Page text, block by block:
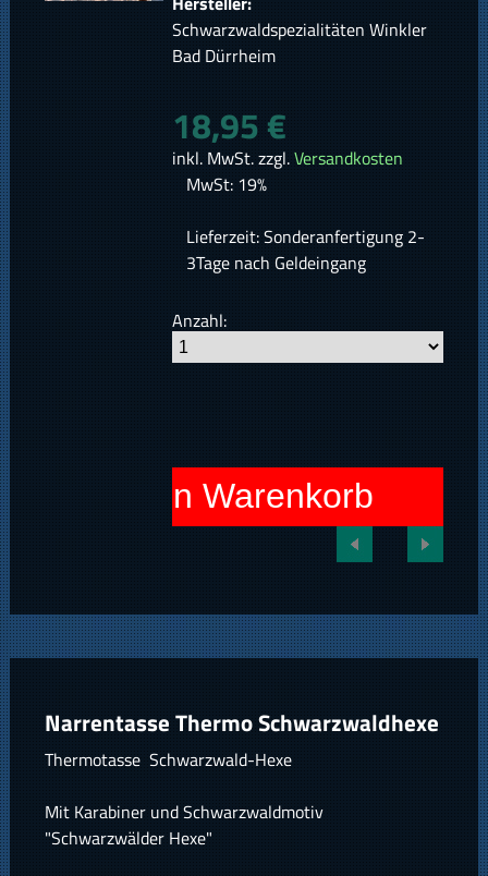
Schwarzwaldspezialitäten Winkler
Bad Dürrheim
18,95 €
inkl. MwSt. zzgl.Versandkosten
MwSt: 19%
Lieferzeit: Sonderanfertigung 2-
3Tage nach Geldeingang
Anzahl:
In den Warenkorb
Narrentasse Thermo Schwarzwaldhexe
Thermotasse Schwarzwald-Hexe
Mit Karabiner und Schwarzwaldmotiv
"Schwarzwälder Hexe"